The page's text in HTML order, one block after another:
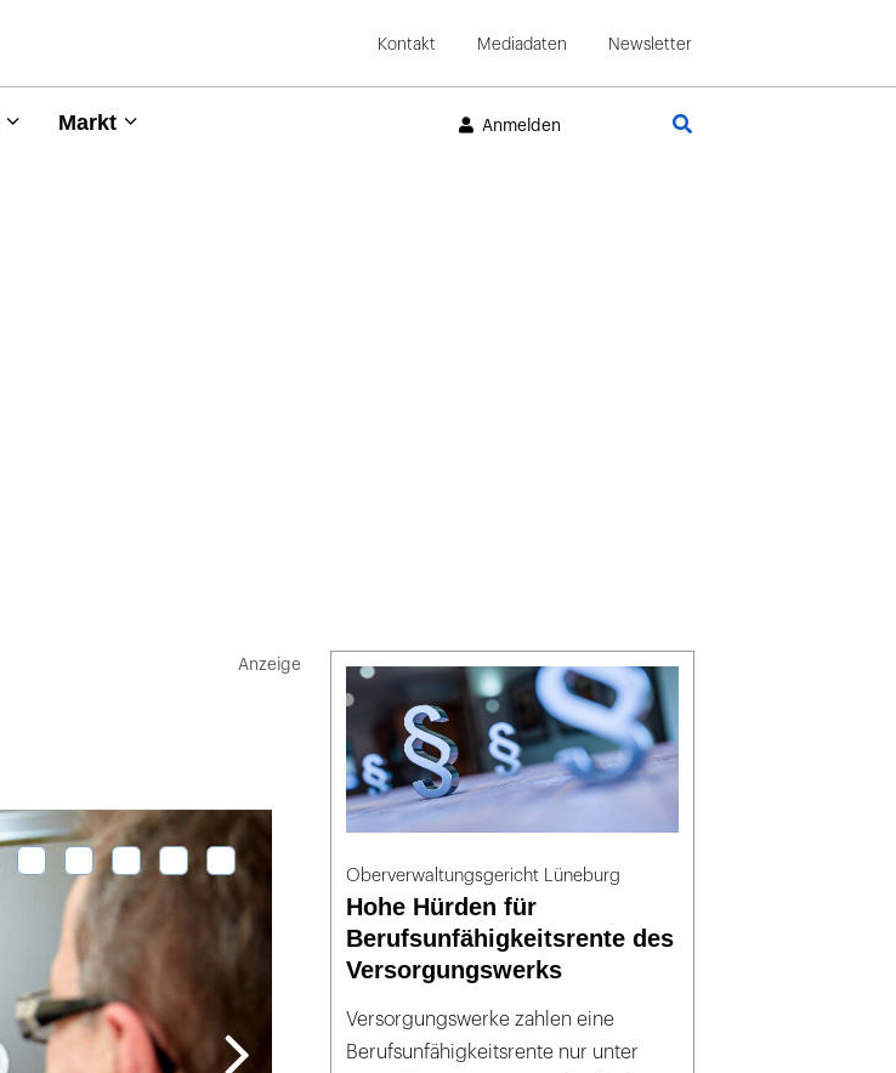
Kontakt Mediadaten Newsletter
Markt Anmelden
Oberverwaltungsgericht Lüneburg
Hohe Hürden für
Berufsunfähigkeitsrente des
Versorgungswerks
Versorgungswerke zahlen eine
Berufsunfähigkeitsrente nur unter